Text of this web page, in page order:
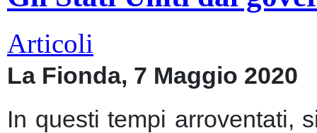
Articoli
La Fionda, 7 Maggio 2020
In questi tempi arroventati,